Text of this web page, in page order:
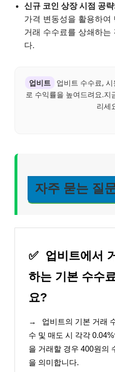
신규 코인 상장 시점 공
가격 변동성을 활용하여
거래 수수료를 상쇄하는
다.
업비트
업비트 수수료,
로 수익률을 높여드려요.지
리세
자주 묻는 질
✅
업비트에서
하는 기본 수수
요?
→
업비트의 기본 거래
수 및 매도 시 각각
을 거래할 경우 400원의
을 의미합니다.